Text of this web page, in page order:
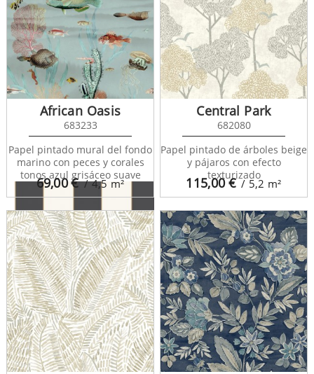
Golden Age 101070621
Golden Age 101072092
69,00€ / 4,5 m²
African Oasis
683233
Papel pintado mural del fondo
marino con peces y corales
tonos azul grisáceo suave
115,00€ / 5,2 m²
Central Park
682080
Papel pintado de árboles beige
y pájaros con efecto
texturizado